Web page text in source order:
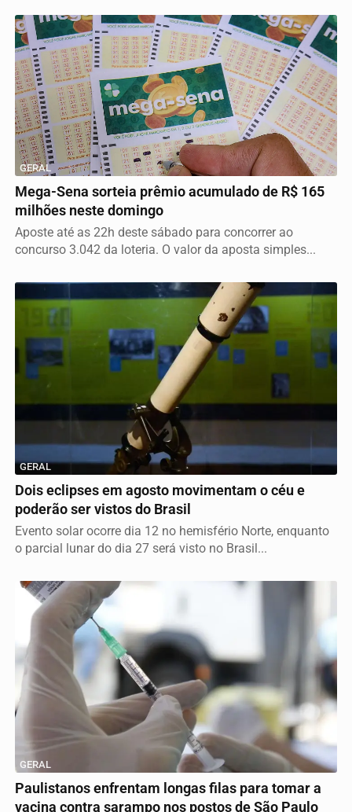
GERAL
Mega-Sena sorteia prêmio acumulado de R$ 165
milhões neste domingo
Aposte até as 22h deste sábado para concorrer ao
concurso 3.042 da loteria. O valor da aposta simples...
GERAL
Dois eclipses em agosto movimentam o céu e
poderão ser vistos do Brasil
Evento solar ocorre dia 12 no hemisfério Norte, enquanto
o parcial lunar do dia 27 será visto no Brasil...
GERAL
Paulistanos enfrentam longas filas para tomar a
vacina contra sarampo nos postos de São Paulo